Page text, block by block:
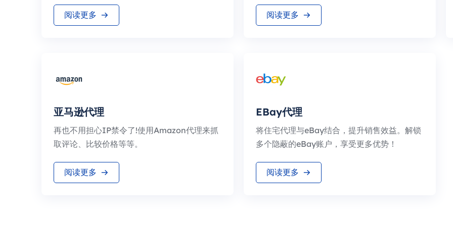
阅读更多 阅读更多
亚马逊代理
再也不用担心IP禁令了!使用Amazon代理来抓
取评论、比较价格等等。
阅读更多
EBay代理
将住宅代理与eBay结合，提升销售效益。解锁
多个隐蔽的eBay账户，享受更多优势！
阅读更多